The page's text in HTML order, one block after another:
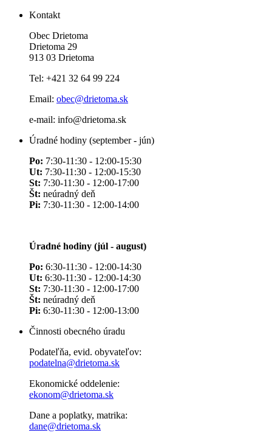
Kontakt
Obec Drietoma
Drietoma 29
913 03 Drietoma
Tel: +421 32 64 99 224
Email: obec@drietoma.sk
e-mail: info@drietoma.sk
Úradné hodiny (september - jún)
Po: 7:30-11:30 - 12:00-15:30
Ut: 7:30-11:30 - 12:00-15:30
St: 7:30-11:30 - 12:00-17:00
Št: neúradný deň
Pi: 7:30-11:30 - 12:00-14:00
Úradné hodiny (júl - august)
Po: 6:30-11:30 - 12:00-14:30
Ut: 6:30-11:30 - 12:00-14:30
St: 7:30-11:30 - 12:00-17:00
Št: neúradný deň
Pi: 6:30-11:30 - 12:00-13:00
Činnosti obecného úradu
Podateľňa, evid. obyvateľov:
podatelna@drietoma.sk
Ekonomické oddelenie:
ekonom@drietoma.sk
Dane a poplatky, matrika:
dane@drietoma.sk